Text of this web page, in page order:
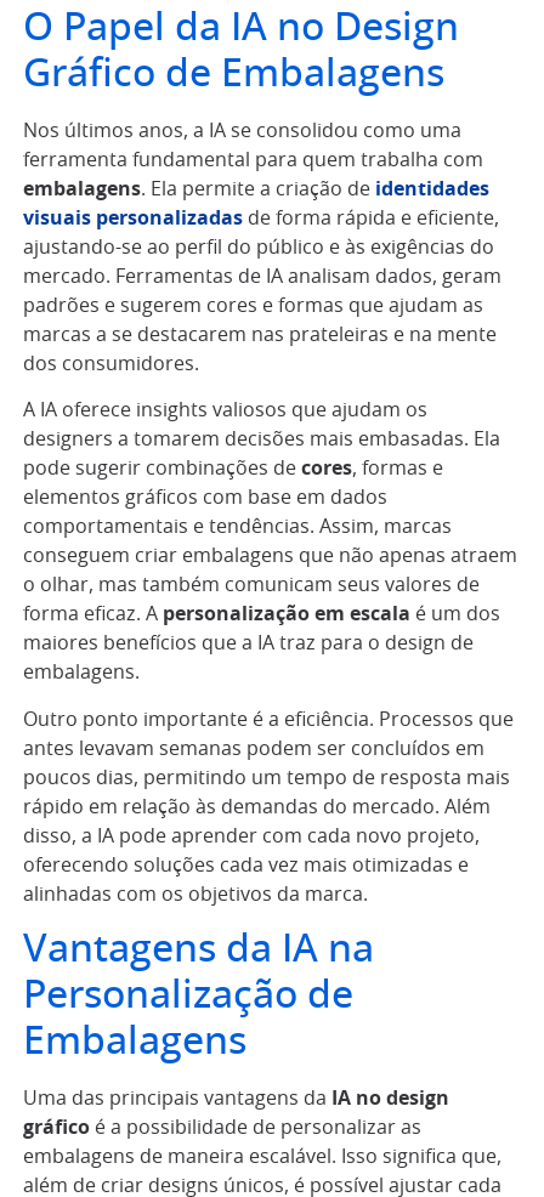
O Papel da IA no Design
Gráfico de Embalagens
Nos últimos anos, a IA se consolidou como uma
ferramenta fundamental para quem trabalha com
embalagens. Ela permite a criação de identidades
visuais personalizadas de forma rápida e eficiente,
ajustando-se ao perfil do público e às exigências do
mercado. Ferramentas de IA analisam dados, geram
padrões e sugerem cores e formas que ajudam as
marcas a se destacarem nas prateleiras e na mente
dos consumidores.
A IA oferece insights valiosos que ajudam os
designers a tomarem decisões mais embasadas. Ela
pode sugerir combinações de cores, formas e
elementos gráficos com base em dados
comportamentais e tendências. Assim, marcas
conseguem criar embalagens que não apenas atraem
o olhar, mas também comunicam seus valores de
forma eficaz. A personalização em escala é um dos
maiores benefícios que a IA traz para o design de
embalagens.
Outro ponto importante é a eficiência. Processos que
antes levavam semanas podem ser concluídos em
poucos dias, permitindo um tempo de resposta mais
rápido em relação às demandas do mercado. Além
disso, a IA pode aprender com cada novo projeto,
oferecendo soluções cada vez mais otimizadas e
alinhadas com os objetivos da marca.
Vantagens da IA na
Personalização de
Embalagens
Uma das principais vantagens da
IA no design
gráfico é a possibilidade de personalizar as
embalagens de maneira escalável. Isso significa que,
além de criar designs únicos, é possível ajustar cada